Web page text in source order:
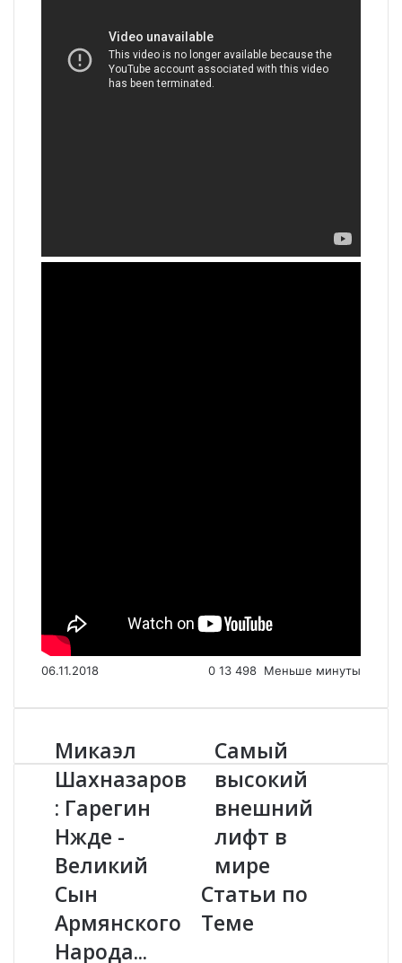
06.11.2018 0 13 498 Меньше минуты
М
и
к
а
э
л
Ш
а
х
н
а
з
Микаэл
Шахназаров
: Гарегин
Нжде -
Великий
Сын
Армянского
Народа...
С
а
м
ы
й
в
с
о
и
Самый
высокий
внешний
лифт в
мире
Статьи по
Теме